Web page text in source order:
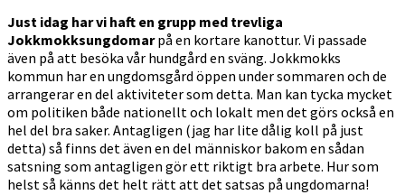
Just idag har vi haft en grupp med trevliga
Jokkmokksungdomarpå en kortare kanottur. Vi passade
även på att besöka vår hundgård en sväng. Jokkmokks
kommun har en ungdomsgård öppen under sommaren och de
arrangerar en del aktiviteter som detta. Man kan tycka mycket
om politiken både nationellt och lokalt men det görs också en
hel del bra saker. Antagligen (jag har lite dålig koll på just
detta) så finns det även en del människor bakom en sådan
satsning som antagligen gör ett riktigt bra arbete. Hur som
helst så känns det helt rätt att det satsas på ungdomarna!